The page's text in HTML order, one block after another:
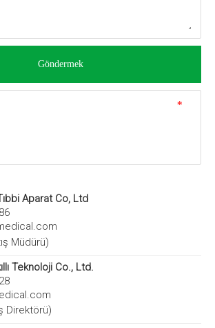
Göndermek
*
Aparat Co, Ltd
Müdürü)
Teknoloji Co., Ltd.
Direktörü)